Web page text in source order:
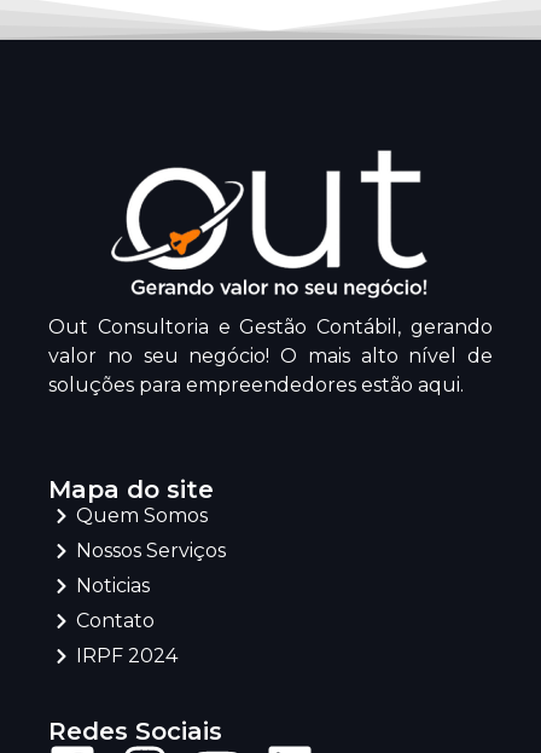
Out Consultoria e Gestão Contábil, gerando
valor no seu negócio! O mais alto nível de
soluções para empreendedores estão aqui.
Mapa do site
Quem Somos
Nossos Serviços
Noticias
Contato
IRPF 2024
Redes Sociais